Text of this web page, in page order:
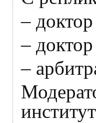
–
–
–